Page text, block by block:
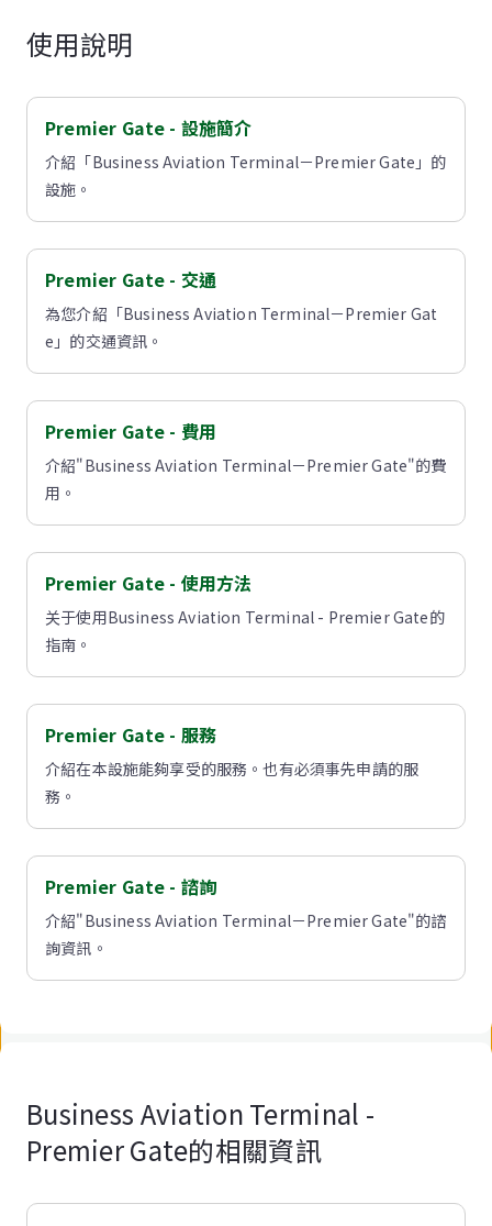
使用說明
Premier Gate - 設施簡介
介紹「Business Aviation Terminal－Premier Gate」的
設施。
Premier Gate - 交通
為您介紹「Business Aviation Terminal－Premier Gat
e」的交通資訊。
Premier Gate - 費用
介紹"Business Aviation Terminal－Premier Gate"的費
用。
Premier Gate - 使用方法
关于使用Business Aviation Terminal - Premier Gate的
指南。
Premier Gate - 服務
介紹在本設施能夠享受的服務。也有必須事先申請的服
務。
Premier Gate - 諮詢
介紹"Business Aviation Terminal－Premier Gate"的諮
詢資訊。
Business Aviation Terminal -
Premier Gate的相關資訊